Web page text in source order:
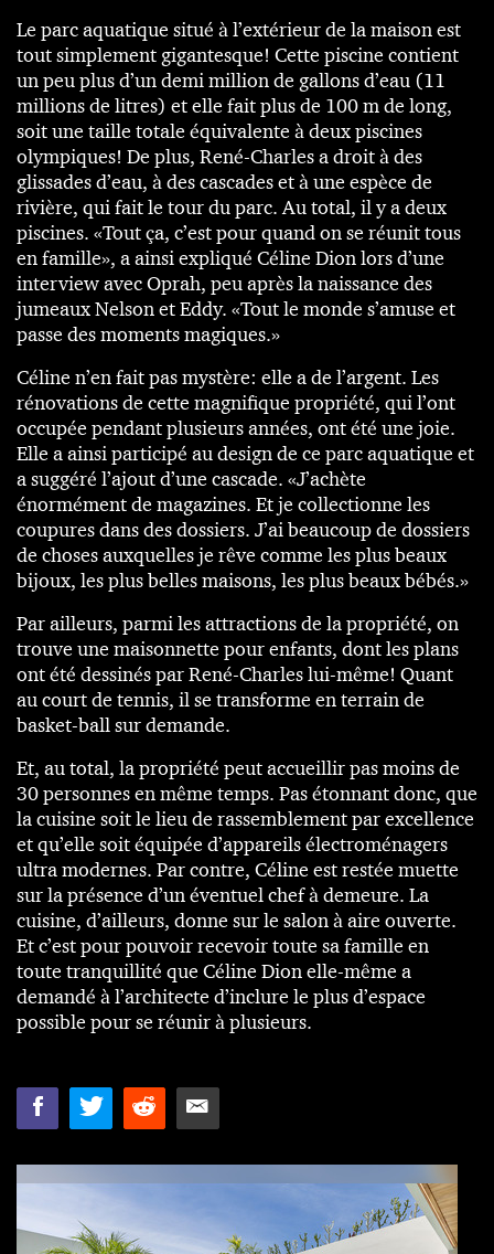
Le parc aquatique situé à l’extérieur de la maison est
tout simplement gigantesque! Cette piscine contient
un peu plus d’un demi million de gallons d’eau (11
millions de litres) et elle fait plus de 100 m de long,
soit une taille totale équivalente à deux piscines
olympiques! De plus, René-Charles a droit à des
glissades d’eau, à des cascades et à une espèce de
rivière, qui fait le tour du parc. Au total, il y a deux
piscines. «Tout ça, c’est pour quand on se réunit tous
en famille», a ainsi expliqué Céline Dion lors d’une
interview avec Oprah, peu après la naissance des
jumeaux Nelson et Eddy. «Tout le monde s’amuse et
passe des moments magiques.»
Céline n’en fait pas mystère: elle a de l’argent. Les
rénovations de cette magnifique propriété, qui l’ont
occupée pendant plusieurs années, ont été une joie.
Elle a ainsi participé au design de ce parc aquatique et
a suggéré l’ajout d’une cascade. «J’achète
énormément de magazines. Et je collectionne les
coupures dans des dossiers. J’ai beaucoup de dossiers
de choses auxquelles je rêve comme les plus beaux
bijoux, les plus belles maisons, les plus beaux bébés.»
Par ailleurs, parmi les attractions de la propriété, on
trouve une maisonnette pour enfants, dont les plans
ont été dessinés par René-Charles lui-même! Quant
au court de tennis, il se transforme en terrain de
basket-ball sur demande.
Et, au total, la propriété peut accueillir pas moins de
30 personnes en même temps. Pas étonnant donc, que
la cuisine soit le lieu de rassemblement par excellence
et qu’elle soit équipée d’appareils électroménagers
ultra modernes. Par contre, Céline est restée muette
sur la présence d’un éventuel chef à demeure. La
cuisine, d’ailleurs, donne sur le salon à aire ouverte.
Et c’est pour pouvoir recevoir toute sa famille en
toute tranquillité que Céline Dion elle-même a
demandé à l’architecte d’inclure le plus d’espace
possible pour se réunir à plusieurs.